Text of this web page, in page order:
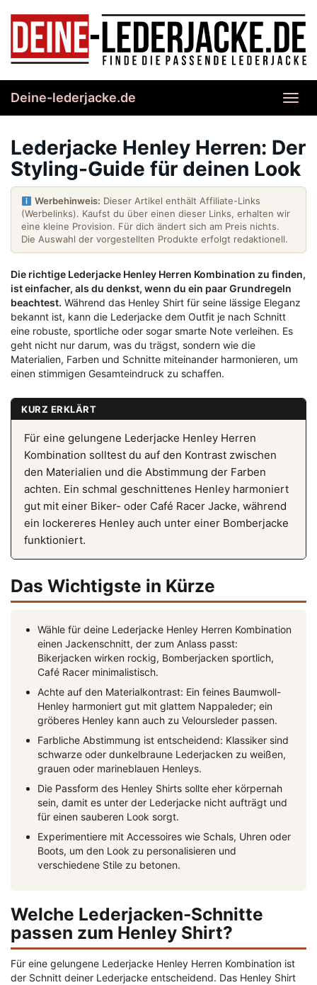
content
Deine-lederjacke.de
Lederjacke Henley Herren: Der
Styling-Guide für deinen Look
Werbehinweis: Dieser Artikel enthält Affiliate-Links
(Werbelinks). Kaufst du über einen dieser Links, erhalten wir
eine kleine Provision. Für dich ändert sich am Preis nichts.
Die Auswahl der vorgestellten Produkte erfolgt redaktionell.
Die richtige Lederjacke Henley Herren Kombination zu finden,
ist einfacher, als du denkst, wenn du ein paar Grundregeln
beachtest. Während das Henley Shirt für seine lässige Eleganz
bekannt ist, kann die Lederjacke dem Outfit je nach Schnitt
eine robuste, sportliche oder sogar smarte Note verleihen. Es
geht nicht nur darum, was du trägst, sondern wie die
Materialien, Farben und Schnitte miteinander harmonieren, um
einen stimmigen Gesamteindruck zu schaffen.
KURZ ERKLÄRT
Für eine gelungene Lederjacke Henley Herren
Kombination solltest du auf den Kontrast zwischen
den Materialien und die Abstimmung der Farben
achten. Ein schmal geschnittenes Henley harmoniert
gut mit einer Biker- oder Café Racer Jacke, während
ein lockereres Henley auch unter einer Bomberjacke
funktioniert.
Das Wichtigste in Kürze
Wähle für deine Lederjacke Henley Herren Kombination
einen Jackenschnitt, der zum Anlass passt:
Bikerjacken wirken rockig, Bomberjacken sportlich,
Café Racer minimalistisch.
Achte auf den Materialkontrast: Ein feines Baumwoll-
Henley harmoniert gut mit glattem Nappaleder; ein
gröberes Henley kann auch zu Veloursleder passen.
Farbliche Abstimmung ist entscheidend: Klassiker sind
schwarze oder dunkelbraune Lederjacken zu weißen,
grauen oder marineblauen Henleys.
Die Passform des Henley Shirts sollte eher körpernah
sein, damit es unter der Lederjacke nicht aufträgt und
für einen sauberen Look sorgt.
Experimentiere mit Accessoires wie Schals, Uhren oder
Boots, um den Look zu personalisieren und
verschiedene Stile zu betonen.
Welche Lederjacken-Schnitte
passen zum Henley Shirt?
Für eine gelungene Lederjacke Henley Herren Kombination ist
der Schnitt deiner Lederjacke entscheidend. Das Henley Shirt